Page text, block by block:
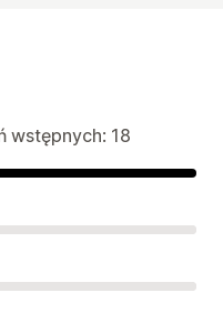
wstępnych: 18